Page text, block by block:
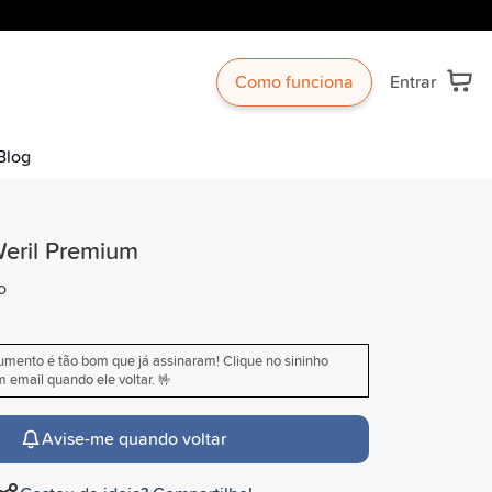
Como funciona Entrar
Premium
é tão bom que já assinaram! Clique no sininho
email quando ele voltar. 🤟
Avise-me quando voltar